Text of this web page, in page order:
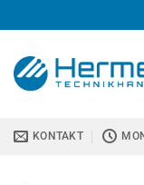
Inhalt
springen
KONTAKT